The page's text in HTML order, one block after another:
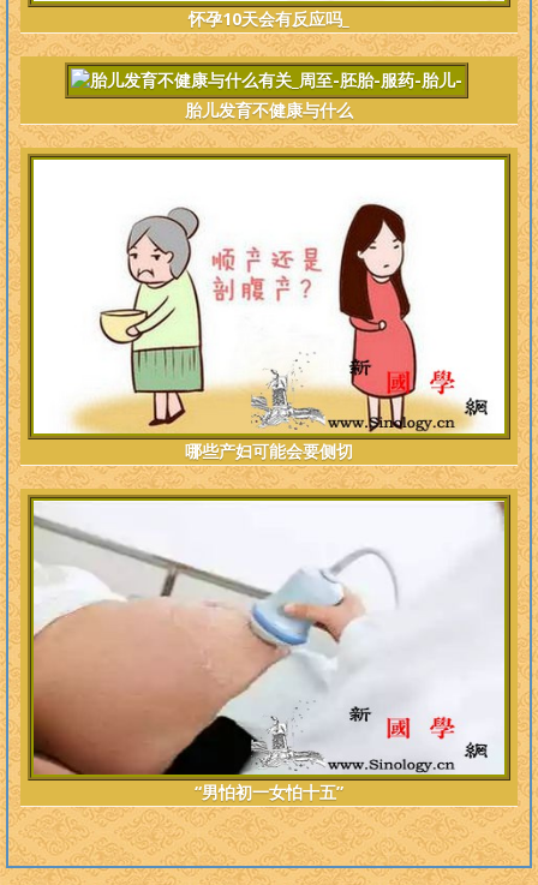
怀孕10天会有反应吗_
胎儿发育不健康与什么
哪些产妇可能会要侧切
“男怕初一女怕十五”